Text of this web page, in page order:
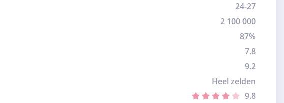
24-27
2 100 000
87%
7.8
9.2
Heel zelden
9.8